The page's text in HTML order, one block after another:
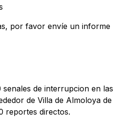
por favor envíe un informe
de interrupcion en las
de Villa de Almoloya de
reportes directos.